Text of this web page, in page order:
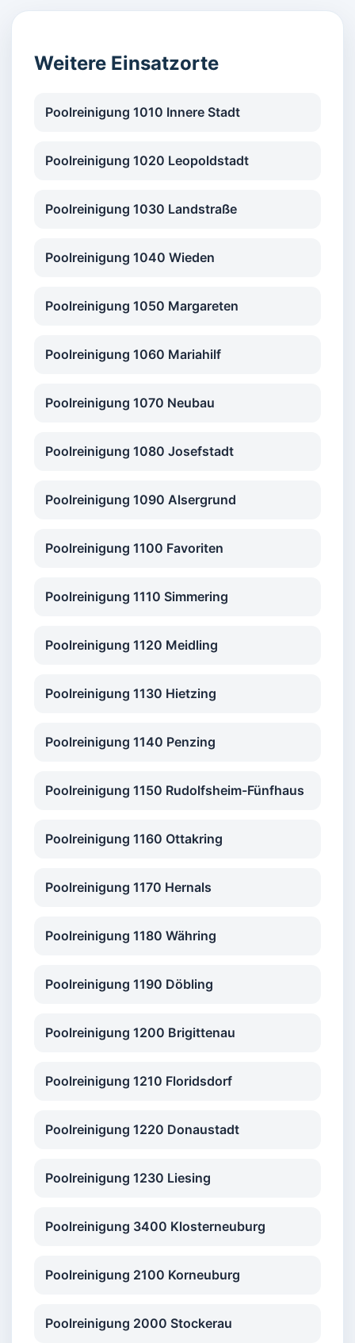
Weitere Einsatzorte
Poolreinigung 1010 Innere Stadt
Poolreinigung 1020 Leopoldstadt
Poolreinigung 1030 Landstraße
Poolreinigung 1040 Wieden
Poolreinigung 1050 Margareten
Poolreinigung 1060 Mariahilf
Poolreinigung 1070 Neubau
Poolreinigung 1080 Josefstadt
Poolreinigung 1090 Alsergrund
Poolreinigung 1100 Favoriten
Poolreinigung 1110 Simmering
Poolreinigung 1120 Meidling
Poolreinigung 1130 Hietzing
Poolreinigung 1140 Penzing
Poolreinigung 1150 Rudolfsheim-Fünfhaus
Poolreinigung 1160 Ottakring
Poolreinigung 1170 Hernals
Poolreinigung 1180 Währing
Poolreinigung 1190 Döbling
Poolreinigung 1200 Brigittenau
Poolreinigung 1210 Floridsdorf
Poolreinigung 1220 Donaustadt
Poolreinigung 1230 Liesing
Poolreinigung 3400 Klosterneuburg
Poolreinigung 2100 Korneuburg
Poolreinigung 2000 Stockerau